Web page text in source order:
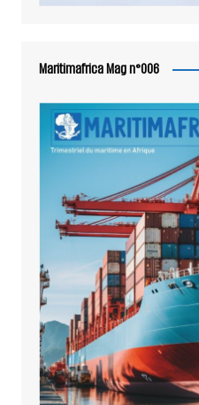
Maritimafrica Mag n°006